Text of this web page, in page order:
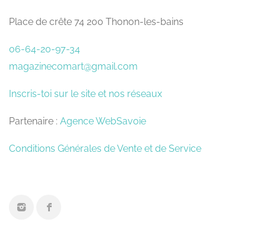
Place de crête 74 200 Thonon-les-bains
06-64-20-97-34
magazinecomart@gmail.com
Inscris-toi sur le site et nos réseaux
Partenaire : Agence WebSavoie
Conditions Générales de Vente et de Service